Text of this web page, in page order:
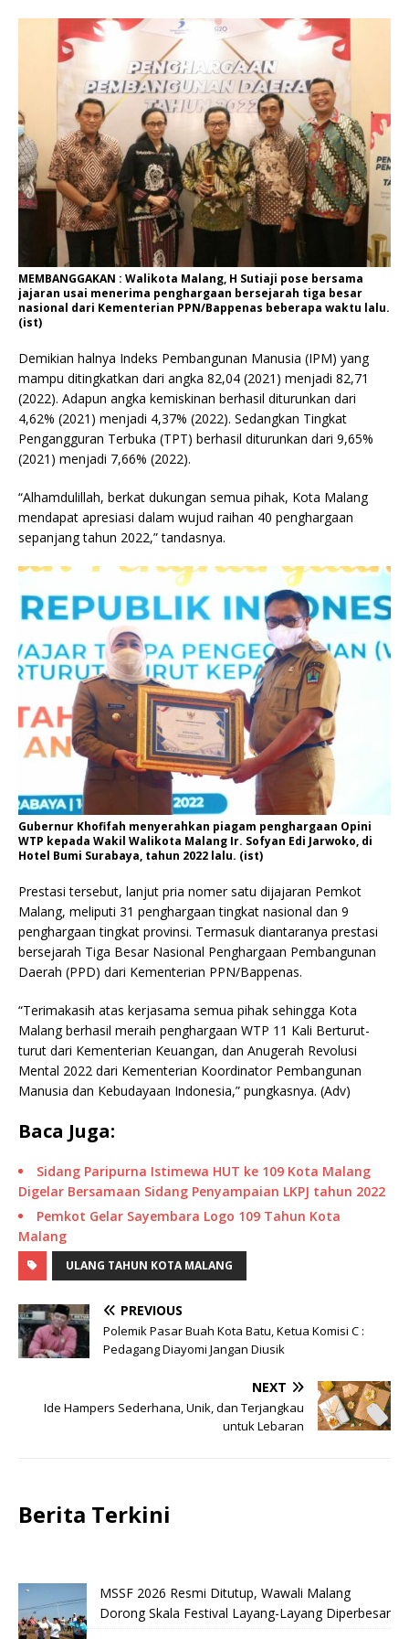
MEMBANGGAKAN : Walikota Malang, H Sutiaji pose bersama
jajaran usai menerima penghargaan bersejarah tiga besar
nasional dari Kementerian PPN/Bappenas beberapa waktu lalu.
(ist)
Demikian halnya Indeks Pembangunan Manusia (IPM) yang
mampu ditingkatkan dari angka 82,04 (2021) menjadi 82,71
(2022). Adapun angka kemiskinan berhasil diturunkan dari
4,62% (2021) menjadi 4,37% (2022). Sedangkan Tingkat
Pengangguran Terbuka (TPT) berhasil diturunkan dari 9,65%
(2021) menjadi 7,66% (2022).
“Alhamdulillah, berkat dukungan semua pihak, Kota Malang
mendapat apresiasi dalam wujud raihan 40 penghargaan
sepanjang tahun 2022,” tandasnya.
Gubernur Khofifah menyerahkan piagam penghargaan Opini
WTP kepada Wakil Walikota Malang Ir. Sofyan Edi Jarwoko, di
Hotel Bumi Surabaya, tahun 2022 lalu. (ist)
Prestasi tersebut, lanjut pria nomer satu dijajaran Pemkot
Malang, meliputi 31 penghargaan tingkat nasional dan 9
penghargaan tingkat provinsi. Termasuk diantaranya prestasi
bersejarah Tiga Besar Nasional Penghargaan Pembangunan
Daerah (PPD) dari Kementerian PPN/Bappenas.
“Terimakasih atas kerjasama semua pihak sehingga Kota
Malang berhasil meraih penghargaan WTP 11 Kali Berturut-
turut dari Kementerian Keuangan, dan Anugerah Revolusi
Mental 2022 dari Kementerian Koordinator Pembangunan
Manusia dan Kebudayaan Indonesia,” pungkasnya. (Adv)
Baca Juga:
Sidang Paripurna Istimewa HUT ke 109 Kota Malang
Digelar Bersamaan Sidang Penyampaian LKPJ tahun 2022
Pemkot Gelar Sayembara Logo 109 Tahun Kota
Malang
ULANG TAHUN KOTA MALANG
PREVIOUS
Polemik Pasar Buah Kota Batu, Ketua Komisi C :
Pedagang Diayomi Jangan Diusik
NEXT
Ide Hampers Sederhana, Unik, dan Terjangkau
untuk Lebaran
Berita Terkini
MSSF 2026 Resmi Ditutup, Wawali Malang
Dorong Skala Festival Layang-Layang Diperbesar